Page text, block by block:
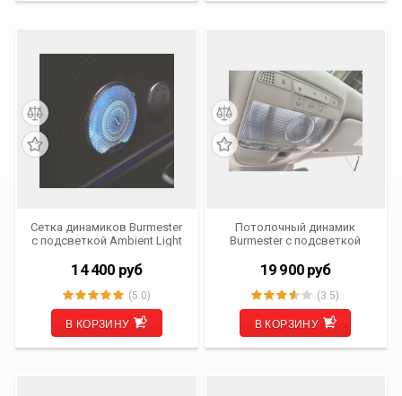
Сетка динамиков Burmester
с подсветкой Ambient Light
(W213) от 2016 г.в. LI-SG-
MBW213
14 400 руб
(5.0)
В КОРЗИНУ
Потолочный динамик
Burmester с подсветкой
Benz S Class (W222) с 2013
по 2021 г.в. LI-RF-MBW222
19 900 руб
(3.5)
В КОРЗИНУ